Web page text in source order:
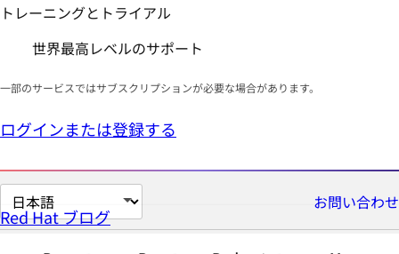
トレーニングとトライアル
世界最高レベルのサポート
一部のサービスではサブスクリプションが必要な場合があります。
ログインまたは登録する
ペ
ー
お問い合わせ
Red Hat ブログ